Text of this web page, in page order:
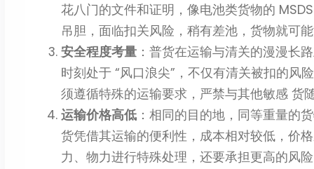
花八门的文件和证明，像电池类货物的
吊胆，面临扣关风险，稍有差池，货物就可
安全程度考量：普货在运输与清关的漫漫长
时刻处于 “风口浪尖”，不仅有清关被扣的风
须遵循特殊的运输要求，严禁与其他敏感 货
运输价格高低：相同的目的地，同等重量的
货凭借其运输的便利性，成本相对较低，价
力、物力进行特殊处理，还要承担更高的风